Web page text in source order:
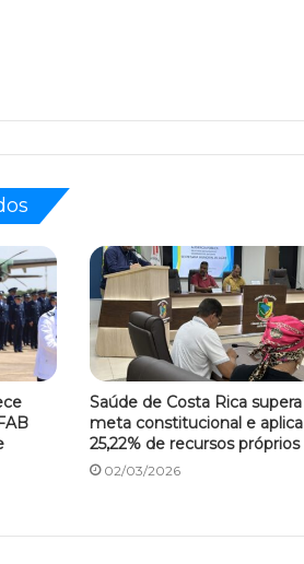
Saúde de Costa Rica supera
meta constitucional e aplica
25,22% de recursos próprios
02/03/2026